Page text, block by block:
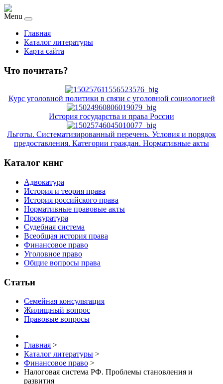
Menu
Главная
Каталог литературы
Карта сайта
Что почитать?
Курс уголовной политики в связи с уголовной социологией
История государства и права России
Льготы. Систематизированный перечень. Условия и порядок
предоставления. Категории граждан. Нормативные акты
Каталог книг
Адвокатура
История и теория права
История российского права
Нормативные правовые акты
Прокуратура
Судебная система
Всеобщая история права
Финансовое право
Уголовное право
Общие вопросы права
Статьи
Семейная консультация
Жилищный вопрос
Правовые вопросы
Главная >
Каталог литературы >
Финансовое право >
Налоговая система РФ. Проблемы становления и
развития